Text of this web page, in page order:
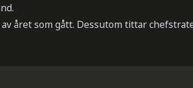
året som gått. Dessutom tittar